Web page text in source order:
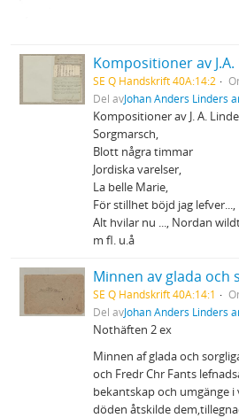
Kompositioner av
SE Q Handskrift 40A:14:2
Del avJohan Anders Linders
Kompositioner av J. A.
Sorgmarsch,
Blott några timmar
Jordiska varelser,
La belle Marie,
För stillhet böjd jag lefver...,
Alt hvilar nu ..., Nordan
m fl. u.å
Minnen av glada och
SE Q Handskrift 40A:14:1
Del avJohan Anders Linders
Nothäften 2 ex
Minnen af glada och
och Fredr Chr Fants
bekantskap och umgänge
döden åtskilde